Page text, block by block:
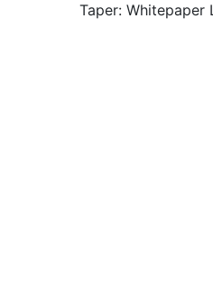
Taper: Whitepaper